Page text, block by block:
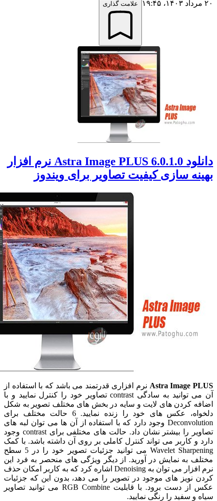
علامت گذاری
دانلود Astra Image PLUS 6.0.1.0 نرم افزار
سازی کیفیت تصاویر برای ویندوز
Astra Image نرم افزاری قدرتمند می باشد که با استفاده از
آن می توانید به سادگی contrast تصاویر خود را کنترل نمایید و با
کردن های لایت و سایه در بخش های مختلف تصویر به شکل
دلخواه، عکس های خود را زنده نمایید. 6 حالت مختلف برای
Deconvolution وجود دارد که با استفاده از آن ها می توان لبه های
تصاویر را بیشتر نشان داد. حالت های مختلفی برای contrast وجود
و کاربر می تواند کنترل کاملی بر روی آن داشته باشد. با کمک
Wavelet Sharpening می توانید جزئیات تصویر خود را در 5 سطح
به نمایش در آورید. از دیگر ویژگی های منحصر به فرد این
نرم افزار می توان به Denoising اشاره کرد که به کاربر امکان حذف
نویز های موجود در تصویر را می دهد، بدون این که جزئیات
عکس از دست برود. با قابلیت RGB Combine می توانید تصاویر
سفید را رنگی نمایید.